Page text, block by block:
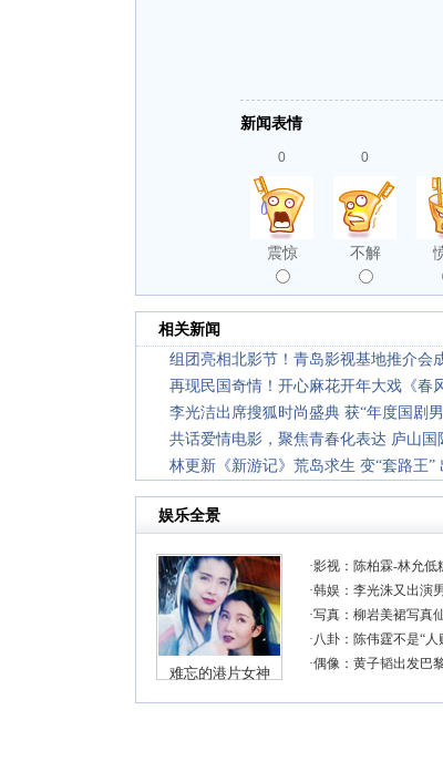
新闻表情
0
震惊
0
不解
相关新闻
组团亮相北影节！青岛影视基地推介会
再现民国奇情！开心麻花开年大戏《春
李光洁出席搜狐时尚盛典 获“年度国剧
共话爱情电影，聚焦青春化表达 庐山
林更新《新游记》荒岛求生 变“套路王”